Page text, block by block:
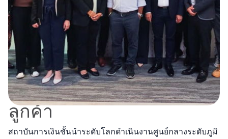
ลูกค้า
สถาบันการเงินชั้นนําระดับโลกดําเนินงานศูนย์กลางระดับภูมิ